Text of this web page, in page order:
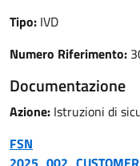
Tipo: IVD
Numero Riferimento:
Documentazione
Azione: Istruzioni di
FSN